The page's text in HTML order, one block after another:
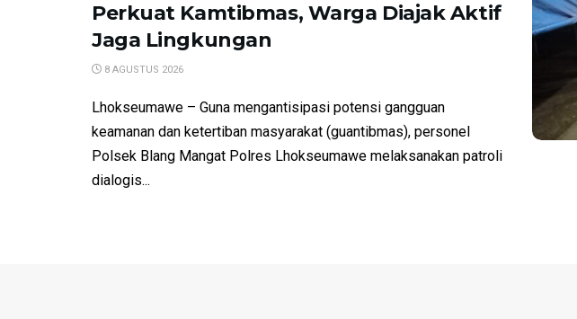
Perkuat Kamtibmas, Warga Diajak Aktif
Jaga Lingkungan
8 AGUSTUS 2026
Lhokseumawe – Guna mengantisipasi potensi gangguan
keamanan dan ketertiban masyarakat (guantibmas), personel
Polsek Blang Mangat Polres Lhokseumawe melaksanakan patroli
dialogis...